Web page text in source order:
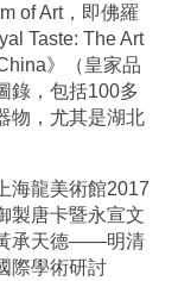
of Art，即佛羅
Taste: The Art
》（皇家品
錄，包括100多
物，尤其是湖北
海龍美術館2017
製唐卡暨永宣文
承天德——明清
際學術研討